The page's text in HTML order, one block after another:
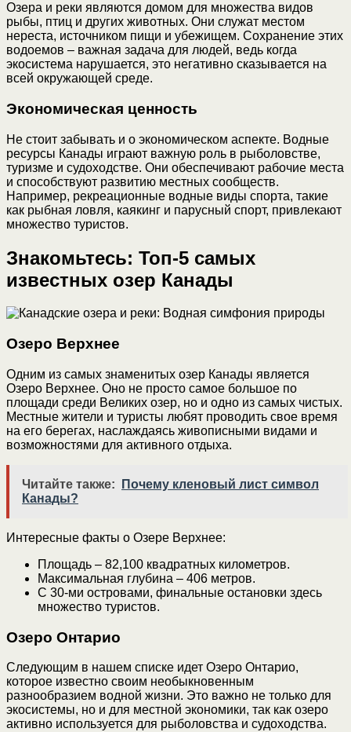
Озера и реки являются домом для множества видов
рыбы, птиц и других животных. Они служат местом
нереста, источником пищи и убежищем. Сохранение этих
водоемов – важная задача для людей, ведь когда
экосистема нарушается, это негативно сказывается на
всей окружающей среде.
Экономическая ценность
Не стоит забывать и о экономическом аспекте. Водные
ресурсы Канады играют важную роль в рыболовстве,
туризме и судоходстве. Они обеспечивают рабочие места
и способствуют развитию местных сообществ.
Например, рекреационные водные виды спорта, такие
как рыбная ловля, каякинг и парусный спорт, привлекают
множество туристов.
Знакомьтесь: Топ-5 самых
известных озер Канады
Озеро Верхнее
Одним из самых знаменитых озер Канады является
Озеро Верхнее. Оно не просто самое большое по
площади среди Великих озер, но и одно из самых чистых.
Местные жители и туристы любят проводить свое время
на его берегах, наслаждаясь живописными видами и
возможностями для активного отдыха.
Читайте также:
Почему кленовый лист символ
Канады?
Интересные факты о Озере Верхнее:
Площадь – 82,100 квадратных километров.
Максимальная глубина – 406 метров.
С 30-ми островами, финальные остановки здесь
множество туристов.
Озеро Онтарио
Следующим в нашем списке идет Озеро Онтарио,
которое известно своим необыкновенным
разнообразием водной жизни. Это важно не только для
экосистемы, но и для местной экономики, так как озеро
активно используется для рыболовства и судоходства.